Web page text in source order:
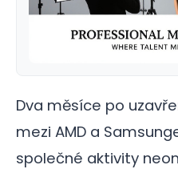
Dva měsíce po
mezi AMD a
společné aktivity